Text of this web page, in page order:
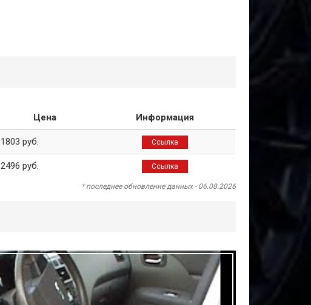
Цена Информация
1803 руб. Ссылка
2496 руб. Ссылка
* последнее обновление данных - 06.08.2026